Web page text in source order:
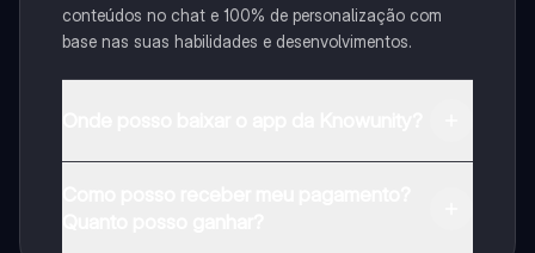
conteúdos no chat e 100% de personalização com
base nas suas habilidades e desenvolvimentos.